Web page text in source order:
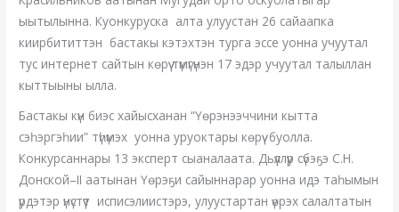
ыытылынна. Куонкуруска алта улуустан 26 сайаапка
киирбититтэн бастакы кэтэхтэн турга эссе уонна учуутал
тус интернет сайтын көрүү түмүгүнэн 17 эдэр учуутал талыллан
кыттыыны ылла.
Бастакы күн биэс хайысханан “Үөрэнээччини кытта
сэһэргэһии” түһүмэх уонна уруоктары көрүү буолла.
Конкурсаннары 13 эксперт сыаналаата. Дьүүллүүр сүбэҕэ С.Н.
Донской–II аатынан Үөрэҕи сайыннарар уонна идэ таһымын
үрдэтэр үнүстүүт исписэлиистэрэ, улуустартан үөрэх салалтатын
күрэхтэстилэр